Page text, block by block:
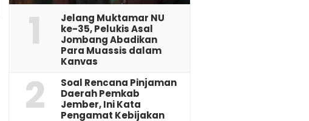
1
Jelang Muktamar NU
ke-35, Pelukis Asal
Jombang Abadikan
Para Muassis dalam
Kanvas
2
‎Soal Rencana Pinjaman
Daerah Pemkab
Jember, Ini Kata
Pengamat Kebijakan ‎